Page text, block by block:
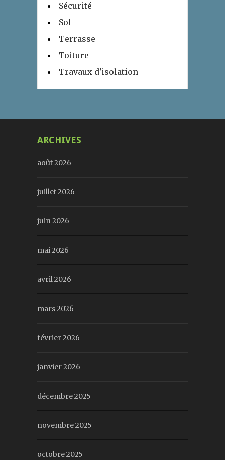
Sécurité
Sol
Terrasse
Toiture
Travaux d'isolation
ARCHIVES
août 2026
juillet 2026
juin 2026
mai 2026
avril 2026
mars 2026
février 2026
janvier 2026
décembre 2025
novembre 2025
octobre 2025